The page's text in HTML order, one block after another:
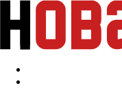
Перейти к основному